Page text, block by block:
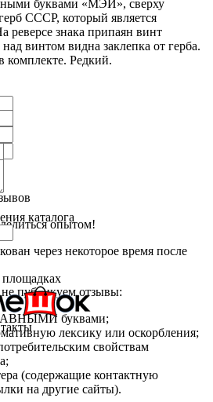
буквами «МЭИ », сверху
СССР, который является
реверсе знака припаян винт
винтом видна заклепка от герба.
комплекте. Редкий.
опытом!
через некоторое время после
публикуем отзывы:
буквами;
лексику или оскорбления;
свойствам
(содержащие контактную
на другие сайты).
каталога